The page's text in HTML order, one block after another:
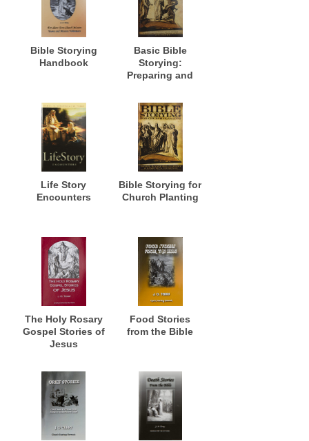
Bible Storying
Handbook
Basic Bible
Storying:
Preparing and
Evangelism,
Discipleship,
Training and
Ministry
Life Story
Encounters
Bible Storying for
Church Planting
The Holy Rosary
Gospel Stories of
Jesus
Food Stories
from the Bible